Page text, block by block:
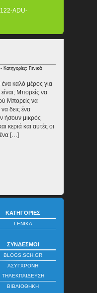
ADU-
Κατηγορίες: Γενικά
καλό μέρος για
είναι; Μπορείς να
Μπορείς να
δεις ένα
ήσουν μικρός
κεριά και αυτές οι
[…]
ΚΑΤΗΓΟΡΊΕΣ
ΓΕΝΙΚΆ
ΣΎΝΔΕΣΜΟΙ
BLOGS.SCH.GR
ΑΣΎΓΧΡΟΝΗ
ΤΗΛΕΚΠΑΊΔΕΥΣΗ
ΒΙΒΛΙΟΘΉΚΗ